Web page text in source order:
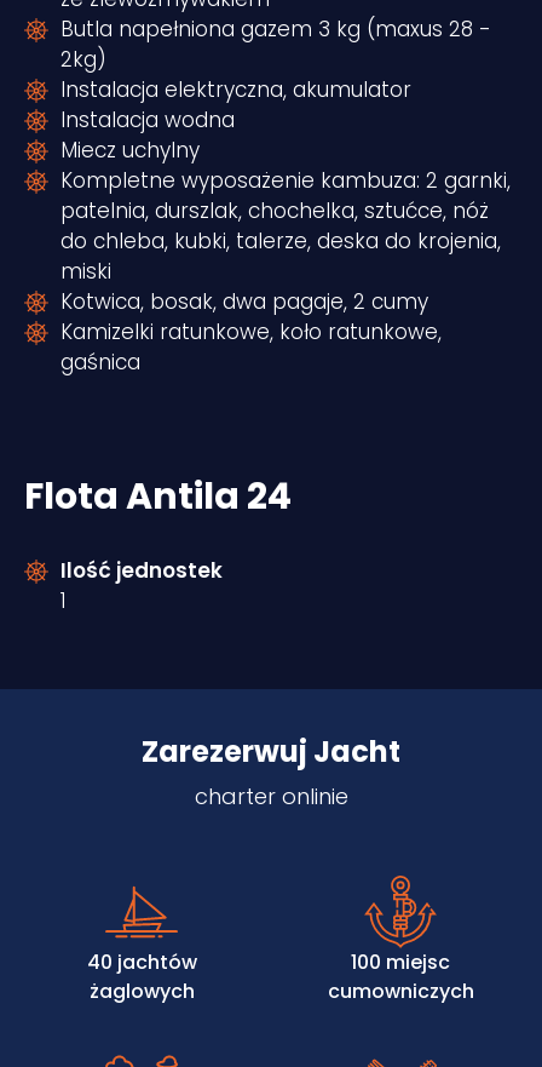
Butla napełniona gazem 3 kg (maxus 28 -
2kg)
Instalacja elektryczna, akumulator
Instalacja wodna
Miecz uchylny
Kompletne wyposażenie kambuza: 2 garnki,
patelnia, durszlak, chochelka, sztućce, nóż
do chleba, kubki, talerze, deska do krojenia,
miski
Kotwica, bosak, dwa pagaje, 2 cumy
Kamizelki ratunkowe, koło ratunkowe,
gaśnica
Flota Antila 24
Ilość jednostek
1
Zarezerwuj Jacht
charter onlinie
40 jachtów
żaglowych
100 miejsc
cumowniczych